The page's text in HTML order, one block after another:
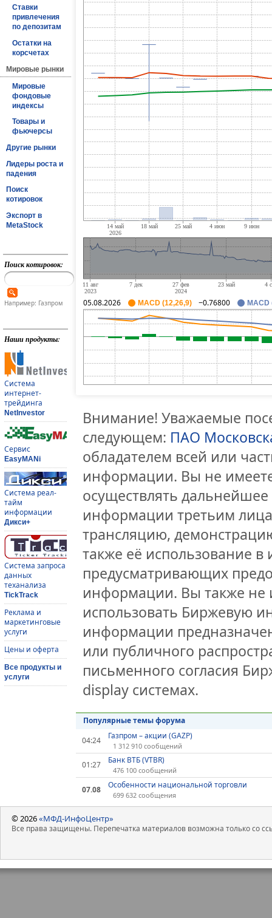
Ставки
привлечения
по депозитам
Остатки на
корсчетах
Мировые рынки
Мировые
фондовые
индексы
Товары и
фьючерсы
Другие рынки
Лидеры роста и
падения
Поиск
котировок
Экспорт в
MetaStock
Поиск котировок:
Например: Газпром
Наши продукты:
Система
интернет-
трейдинга
NetInvestor
Сервис
EasyMANi
Система реал-
тайм
информации
Дикси+
Система запроса
данных
теханализа
TickTrack
Реклама и
маркетинговые
услуги
Цены и оферта
Все продукты и
услуги
05.08.2026 MACD (12,26,9) −0.76800 MACD
Внимание! Уважаемые
следующем: ПАО
обладателем всей или
информации. Вы не
осуществлять
информации третьим
трансляцию,
также её использование
предусматривающих
информации. Вы также не
использовать Биржевую
информации
или публичного
письменного согласия
display системах.
Популярные темы форума
04:24
Газпром – акции (GAZP)
1 312 910 сообщений
01:27 Банк ВТБ (VTBR)
476 100 сообщений
07.08 Особенности национальной торговли
699 632 сообщения
© 2026«МФД-ИнфоЦентр»
Все права защищены. Перепечатка материалов возможна только со